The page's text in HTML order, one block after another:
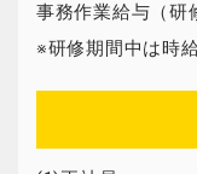
事務作業給与（研
※研修期間中は時